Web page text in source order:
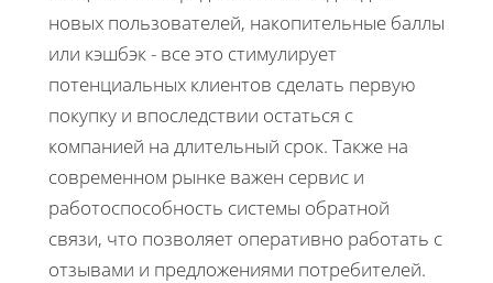
новых пользователей, накопительные баллы
или кэшбэк - все это стимулирует
потенциальных клиентов сделать первую
покупку и впоследствии остаться с
компанией на длительный срок. Также на
современном рынке важен сервис и
работоспособность системы обратной
связи, что позволяет оперативно работать с
отзывами и предложениями потребителей.